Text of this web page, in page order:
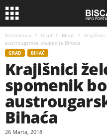
Naslovnica Grad Bihać
austrougarske okupacije Bihaća
GRAD BIHAĆ
Krajišnici
spomenik
Bihaća
26 Marta, 2018